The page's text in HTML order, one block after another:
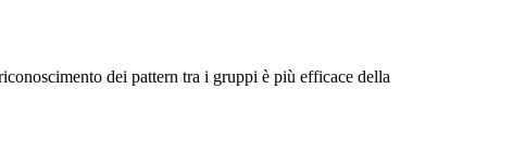
dei pattern tra i gruppi è più efficace della